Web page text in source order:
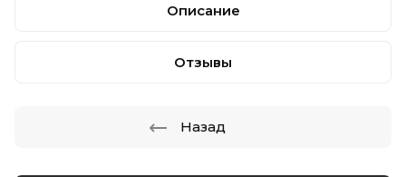
Описание
Отзывы
Назад